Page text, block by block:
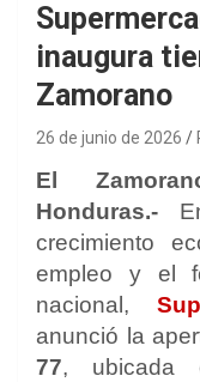
inaugura
Zamorano
26 de junio de 2026
El
Honduras.-
crecimiento
empleo y el
nacional,
anunció la
77, ubicada